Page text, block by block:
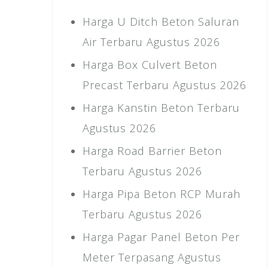
Harga U Ditch Beton Saluran
Air Terbaru Agustus 2026
Harga Box Culvert Beton
Precast Terbaru Agustus 2026
Harga Kanstin Beton Terbaru
Agustus 2026
Harga Road Barrier Beton
Terbaru Agustus 2026
Harga Pipa Beton RCP Murah
Terbaru Agustus 2026
Harga Pagar Panel Beton Per
Meter Terpasang Agustus